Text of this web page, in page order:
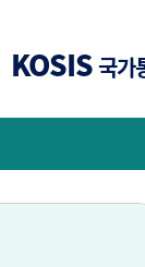
KOSIS국가